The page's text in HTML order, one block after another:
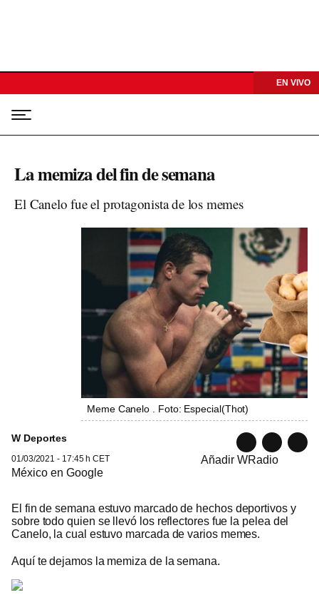
EN VIVO
La memiza del fin de semana
El Canelo fue el protagonista de los memes
Meme Canelo . Foto: Especial(Thot)
W Deportes
01/03/2021 - 17:45 h CET
Añadir WRadio
México en Google
El fin de semana estuvo marcado de hechos deportivos y
sobre todo quien se llevó los reflectores fue la pelea del
Canelo, la cual estuvo marcada de varios memes.
Aquí te dejamos la memiza de la semana.